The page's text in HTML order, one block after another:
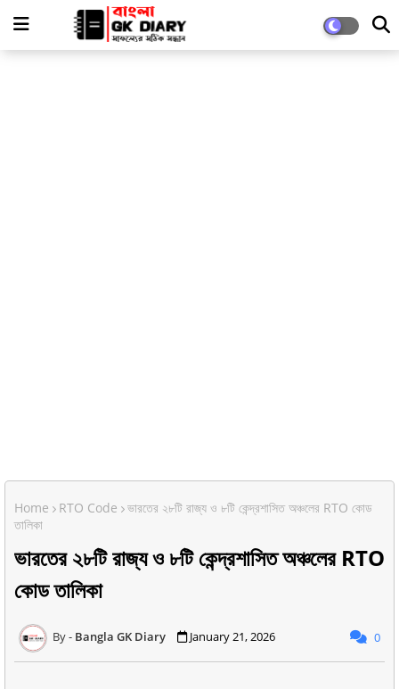
Home RTO Code
ভারতের ২৮টি রাজ্য ও ৮টি কেন্দ্রশাসিত অঞ্চলের RTO কোড
তালিকা
ভারতের ২৮টি রাজ্য ও ৮টি কেন্দ্রশাসিত অঞ্চলের RTO
কোড তালিকা
Bangla GK Diary January 21, 2026 0